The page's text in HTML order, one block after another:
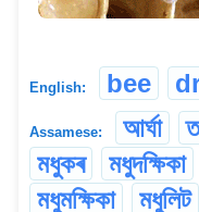
English: bee
Assamese: আৰ্ঘা
মধুকৰ
মধুদক্ষিকা
মধুমক্ষিকা
মধুলিট